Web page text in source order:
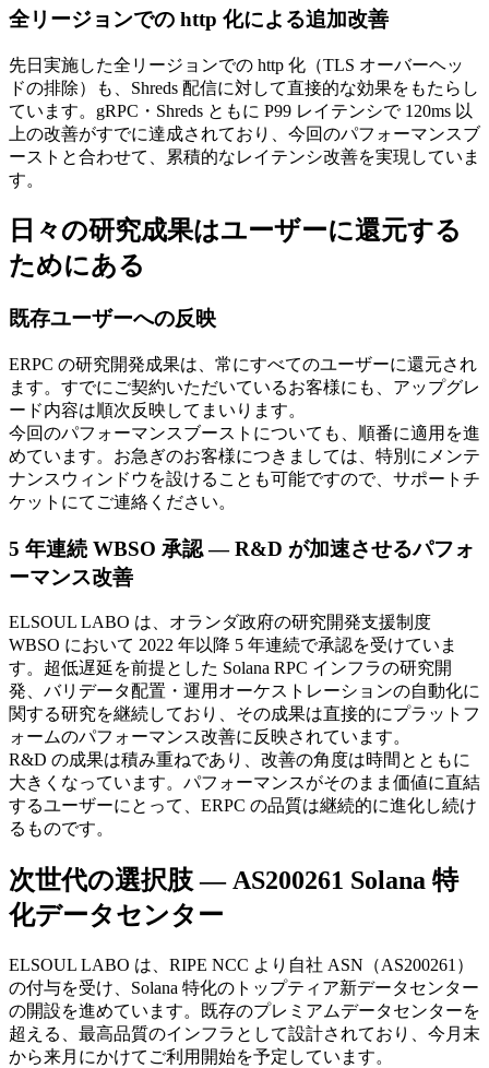
全リージョンでの http 化による追加改善
先日実施した全リージョンでの http 化（TLS オーバーヘッ
ドの排除）も、Shreds 配信に対して直接的な効果をもたらし
ています。gRPC・Shreds ともに P99 レイテンシで 120ms 以
上の改善がすでに達成されており、今回のパフォーマンスブ
ーストと合わせて、累積的なレイテンシ改善を実現していま
す。
日々の研究成果はユーザーに還元する
ためにある
既存ユーザーへの反映
ERPC の研究開発成果は、常にすべてのユーザーに還元され
ます。すでにご契約いただいているお客様にも、アップグレ
ード内容は順次反映してまいります。
今回のパフォーマンスブーストについても、順番に適用を進
めています。お急ぎのお客様につきましては、特別にメンテ
ナンスウィンドウを設けることも可能ですので、サポートチ
ケットにてご連絡ください。
5 年連続 WBSO 承認 — R&D が加速させるパフォ
ーマンス改善
ELSOUL LABO は、オランダ政府の研究開発支援制度
WBSO において 2022 年以降 5 年連続で承認を受けていま
す。超低遅延を前提とした Solana RPC インフラの研究開
発、バリデータ配置・運用オーケストレーションの自動化に
関する研究を継続しており、その成果は直接的にプラットフ
ォームのパフォーマンス改善に反映されています。
R&D の成果は積み重ねであり、改善の角度は時間とともに
大きくなっています。パフォーマンスがそのまま価値に直結
するユーザーにとって、ERPC の品質は継続的に進化し続け
るものです。
次世代の選択肢 — AS200261 Solana 特
化データセンター
ELSOUL LABO は、RIPE NCC より自社 ASN（AS200261）
の付与を受け、Solana 特化のトップティア新データセンター
の開設を進めています。既存のプレミアムデータセンターを
超える、最高品質のインフラとして設計されており、今月末
から来月にかけてご利用開始を予定しています。